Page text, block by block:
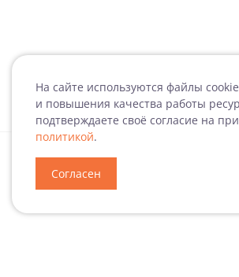
На сайте используются файлы
и повышения качества работы
подтверждаете своё согласие на
политикой.
Согласен